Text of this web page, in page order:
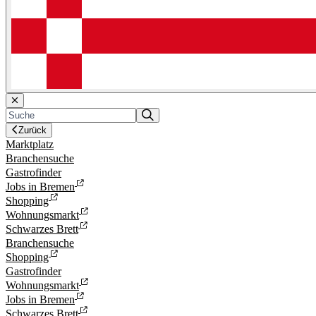
Zurück
Marktplatz
Branchensuche
Gastrofinder
Jobs in Bremen
Shopping
Wohnungsmarkt
Schwarzes Brett
Branchensuche
Shopping
Gastrofinder
Wohnungsmarkt
Jobs in Bremen
Schwarzes Brett